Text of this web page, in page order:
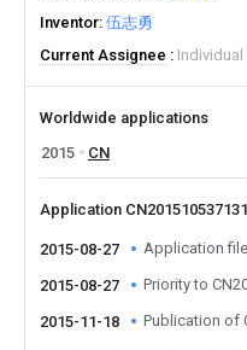
Inventor 伍志勇
Current Assignee
Individual
Worldwide applications
2015
CN
Application
2015-08-27 Application
2015-08-27 Priority to
2015-11-18 Publication of